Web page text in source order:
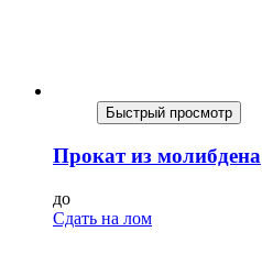
Быстрый просмотр
Прокат из молибдена
до
Сдать на лом